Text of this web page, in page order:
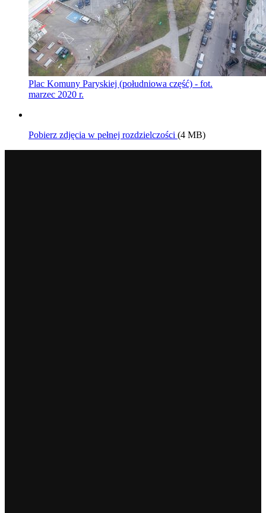
Plac Komuny Paryskiej (południowa część) - fot.
marzec 2020 r.
Pobierz zdjęcia w pełnej rozdzielczości (4 MB)